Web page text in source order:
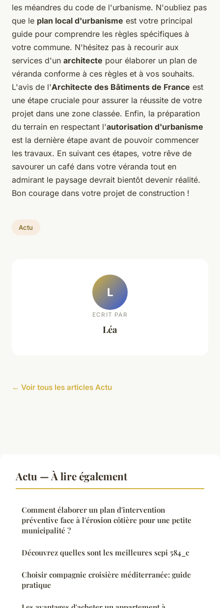
les méandres du code de l'urbanisme. N'oubliez pas
que le plan local d'urbanisme est votre principal
guide pour comprendre les règles spécifiques à
votre commune. N'hésitez pas à recourir aux
services d'un architecte pour élaborer un plan de
véranda conforme à ces règles et à vos souhaits.
L'avis de l'Architecte des Bâtiments de France est
une étape cruciale pour assurer la réussite de votre
projet dans une zone classée. Enfin, la préparation
du terrain en respectant l'autorisation d'urbanisme
est la dernière étape avant de pouvoir commencer
les travaux. En suivant ces étapes, votre rêve de
savourer un café dans votre véranda tout en
admirant le paysage devrait bientôt devenir réalité.
Bon courage dans votre projet de construction !
Actu
L
ECRIT PAR
Léa
← Voir tous les articles Actu
Actu — À lire également
Comment élaborer un plan d'intervention
préventive face à l'érosion côtière pour une petite
municipalité ?
Découvrez quelles sont les meilleures scpi 584_c
Choisir compagnie croisière méditerranée: guide
pratique